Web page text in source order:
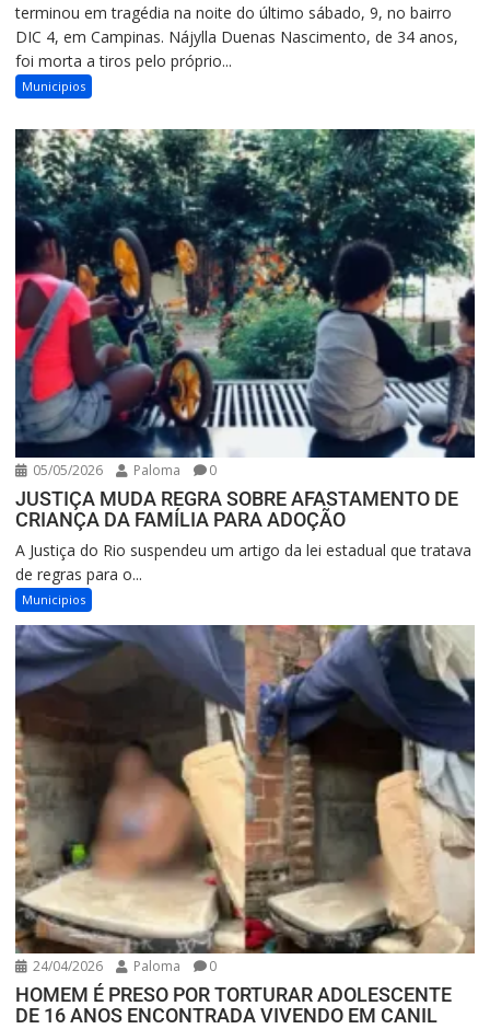
terminou em tragédia na noite do último sábado, 9, no bairro
DIC 4, em Campinas. Nájylla Duenas Nascimento, de 34 anos,
foi morta a tiros pelo próprio...
Municipios
05/05/2026 Paloma 0
JUSTIÇA MUDA REGRA SOBRE AFASTAMENTO DE
CRIANÇA DA FAMÍLIA PARA ADOÇÃO
A Justiça do Rio suspendeu um artigo da lei estadual que tratava
de regras para o...
Municipios
24/04/2026 Paloma 0
HOMEM É PRESO POR TORTURAR ADOLESCENTE
DE 16 ANOS ENCONTRADA VIVENDO EM CANIL